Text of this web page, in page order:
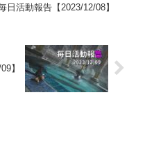
日活動報告【2023/12/08】
】